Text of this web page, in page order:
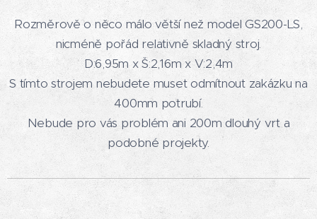
Rozměrově o něco málo větší než model GS200-LS,
nicméně pořád relativně skladný stroj.
D:6,95m x Š:2,16m x V:2,4m
S tímto strojem nebudete muset odmítnout zakázku na
400mm potrubí.
Nebude pro vás problém ani 200m dlouhý vrt a
podobné projekty.